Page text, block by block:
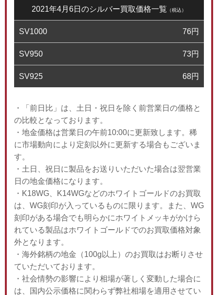
2021年4月6日のシルバー買取価格一覧 （税込）
SV1000 76円
SV950 73円
SV925 68円
・「前日比」は、土日・祝日を除く前営業日の価格と
の比較となっております。
・地金価格は営業日の午前10:00に更新致します。稀
に市場動向により定刻以外に更新する場合もございま
す。
・土日、祝日に製品をお送りいただいた場合は翌営業
日の地金価格になります。
・K18WG、K14WGなどのホワイトゴールドのお買取
は、WG刻印が入っているものに限ります。また、WG
刻印がある場合でも明らかにホワイトメッキがかけら
れている製品はホワイトゴールドでのお買取価格対象
外となります。
・海外銘柄の地金（100g以上）のお買取はお断りさせ
ていただいております。
・社会情勢の影響により相場が著しく変動した場合に
は、国内公示価格に関わらず弊社相場を適用させてい